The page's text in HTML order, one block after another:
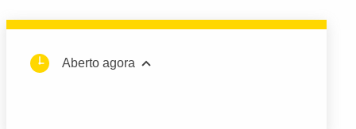
Aberto agora